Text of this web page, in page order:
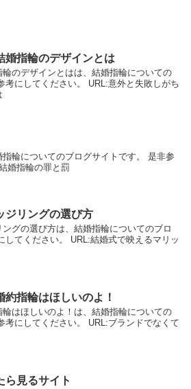
婚指輪のデザインとは
のデザインとはは、結婚指輪についての
考にしてください。 URL:意外と失敗しがち
輪についてのブログサイトです。 是非参
婚指輪の罪と罰
ジリングの選び方
グの選び方は、結婚指輪についてのブロ
してください。 URL:結婚式で映えるマリッ
指輪はほしいのよ！
はほしいのよ！は、結婚指輪についての
考にしてください。 URL:ブランドでなくて
ら見るサイト